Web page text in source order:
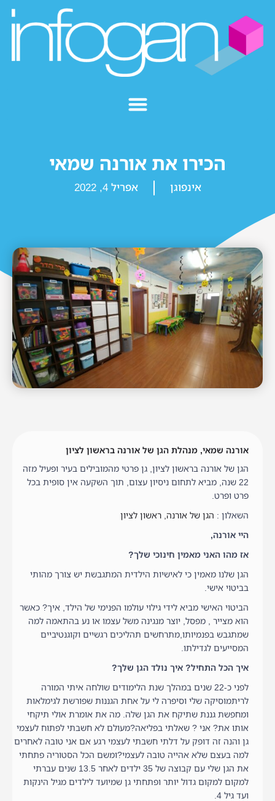
הכירו את אורנה שמאי
אינפוגן אפריל 4, 2022
אורנה שמאי, מנהלת הגן של אורנה בראשון לציון
הגן של אורנה בראשון לציון, גן פרטי מהמובילים בעיר ופעיל מזה
22 שנה, מביא לתחום ניסיון עצום, תוך השקעה אין סופית בכל
פרט ופרט.
השאלון : הגן של אורנה, ראשון לציון
היי אורנה,
אז מהו האני מאמין חינוכי שלך?
הגן שלנו מאמין כי לאישיות הילדית המתגבשת יש צורך מהותי
בביטוי אישי.
הביטוי האישי מביא לידי גילוי עולמו הפנימי של הילד, איך? כאשר
הוא מצייר , מפסל, יוצר מנגינה משל עצמו או נע בהתאמה למה
שמתגבש בפנמיותו,מתרחשים תהליכים רגשיים וקוגנטיביים
המסייעים לגדילתו.
איך הכל התחיל? איך נולד הגן שלך?
לפני כ-22 שנים במהלך שנת הלימודים שולחה איתי המורה
לריתמוסיקה שלי וסיפרה לי על אחת הגננות שפורשת לגימלאות
ומחפשת גננת שתיקח את הגן שלה. מה את אומרת אולי תיקחי
אותו את? אני ? שאלתי בפליאה?מעולם לא חשבתי לפתוח לעצמי
גן והנה זה דופק על דלתי חשבתי לעצמי רגע אם אני טובה לאחרים
למה בעצם שלא אהייה טובה לעצמי?ומשם הכל הסטוריה פתחתי
את הגן שלי עם קבוצה של 35 ילדים לאחר 13.5 שנים עברתי
למקום למקום גדול יותר ופתחתי גן שמיועד לילדים מגיל הינקות
ועד גיל 4.